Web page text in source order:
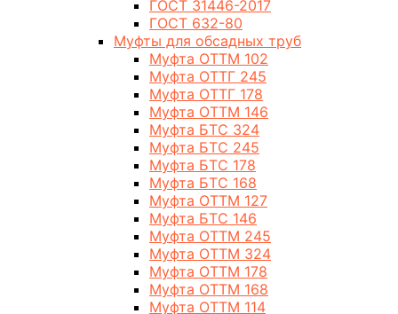
ГОСТ 31446-2017
ГОСТ 632-80
Муфты для обсадных труб
Муфта ОТТМ 102
Муфта ОТТГ 245
Муфта ОТТГ 178
Муфта ОТТМ 146
Муфта БТС 324
Муфта БТС 245
Муфта БТС 178
Муфта БТС 168
Муфта ОТТМ 127
Муфта БТС 146
Муфта ОТТМ 245
Муфта ОТТМ 324
Муфта ОТТМ 178
Муфта ОТТМ 168
Муфта ОТТМ 114